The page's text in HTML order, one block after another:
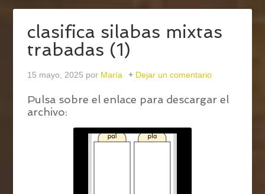
clasifica silabas mixtas
trabadas (1)
15 mayo, 2025 por María Dejar un comentario
Pulsa sobre el enlace para descargar el
archivo: